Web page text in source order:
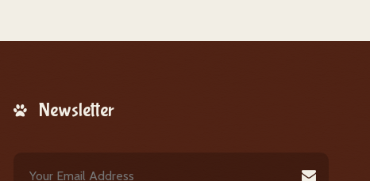
Newsletter